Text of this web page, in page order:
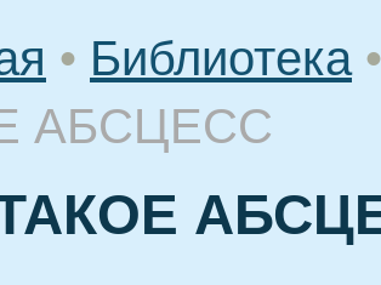
• Библиотека •
АБСЦЕСС